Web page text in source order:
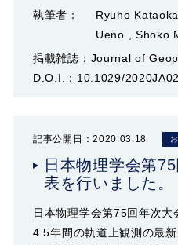
執筆者：
Ryuho
Ueno , Shoko
掲載雑誌： Journal of
D.O.I.： 10.1029/
記事公開日：2020.03.18
日本物理学会第
表を行いました。
日本物理学会第75回年次
4.5年間の軌道上観測の最